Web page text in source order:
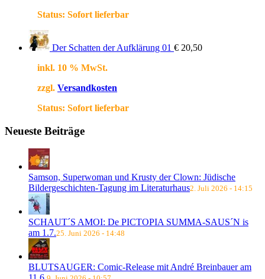
Status: Sofort lieferbar
Der Schatten der Aufklärung 01 € 20,50
inkl. 10 % MwSt.
zzgl. Versandkosten
Status: Sofort lieferbar
Neueste Beiträge
Samson, Superwoman und Krusty der Clown: Jüdische
Bildergeschichten-Tagung im Literaturhaus2. Juli 2026 - 14:15
SCHAUT´S AMOI: De PICTOPIA SUMMA-SAUS´N is
am 1.7.25. Juni 2026 - 14:48
BLUTSAUGER: Comic-Release mit André Breinbauer am